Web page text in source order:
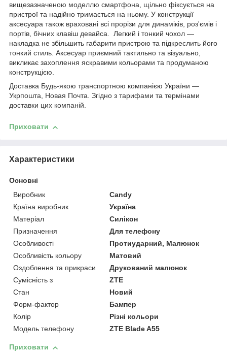
вищезазначеною моделлю смартфона, щільно фіксується на
пристрої та надійно тримається на ньому. У конструкції
аксесуара також враховані всі прорізи для динаміків, роз'ємів і
портів, бічних клавіш девайса. Легкий і тонкий чохол —
накладка не збільшить габарити пристрою та підкреслить його
тонкий стиль. Аксесуар приємний тактильно та візуально,
викликає захоплення яскравими кольорами та продуманою
конструкцією.
Доставка Будь-якою транспортною компанією України —
Укрпошта, Новая Почта. Згідно з тарифами та термінами
доставки цих компаній.
Приховати
Характеристики
Основні
Виробник
Candy
Країна виробник
Україна
Матеріал
Силікон
Призначення
Для телефону
Особливості
Протиударний, Малюнок
Особливість кольору
Матовий
Оздоблення та прикраси
Друкований малюнок
Сумісність з
ZTE
Стан
Новий
Форм-фактор
Бампер
Колір
Різні кольори
Модель телефону
ZTE Blade A55
Приховати